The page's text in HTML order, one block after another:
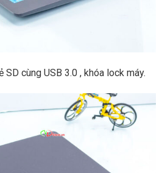
cùng USB 3.0 , khóa lock máy.